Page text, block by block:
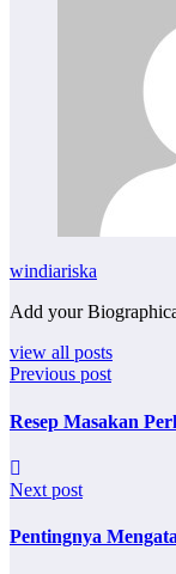
windiariska
Add your
view all posts
Previous post
Resep Masakan
Next post
Pentingnya